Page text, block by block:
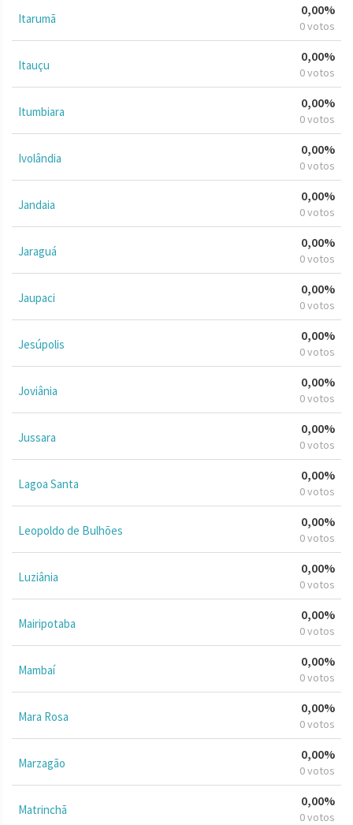
Itarumã
0,00%
0 votos
Itauçu
0,00%
0 votos
Itumbiara
0,00%
0 votos
Ivolândia
0,00%
0 votos
Jandaia
0,00%
0 votos
Jaraguá
0,00%
0 votos
Jaupaci
0,00%
0 votos
Jesúpolis
0,00%
0 votos
Joviânia
0,00%
0 votos
Jussara
0,00%
0 votos
Lagoa Santa
0,00%
0 votos
Leopoldo de Bulhões
0,00%
0 votos
Luziânia
0,00%
0 votos
Mairipotaba
0,00%
0 votos
Mambaí
0,00%
0 votos
Mara Rosa
0,00%
0 votos
Marzagão
0,00%
0 votos
Matrinchã
0,00%
0 votos